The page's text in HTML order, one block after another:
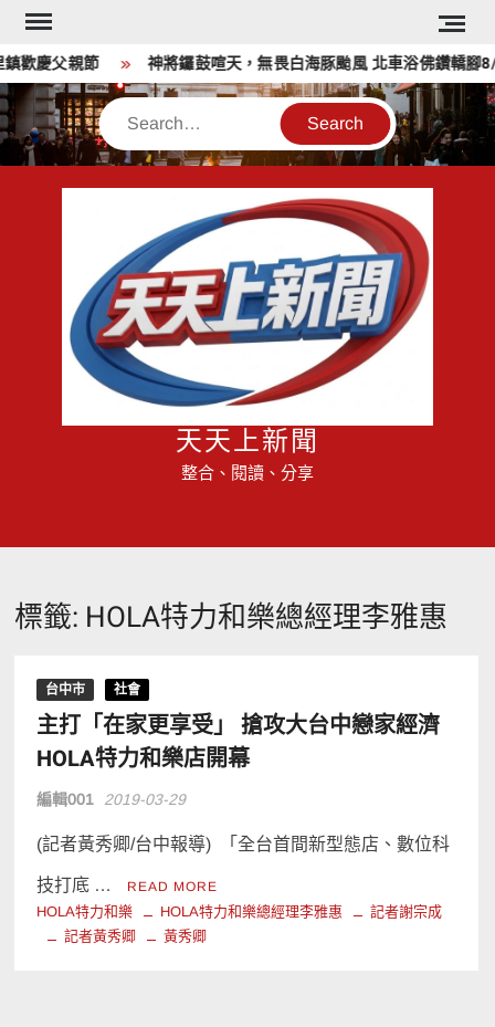
Skip
content
慶父親節 神將鑼鼓喧天，無畏白海豚颱風 北車浴佛鑽轎腳8/
Search
天天上新聞
整合、閱讀、分享
標籤: HOLA特力和樂總經理李雅惠
台中市 社會
主打「在家更享受」 搶攻大台中戀家經濟
HOLA特力和樂店開幕
編輯001 2019-03-29
(記者黃秀卿/台中報導) 「全台首間新型態店、數位科
技打底 … READ MORE
HOLA特力和樂 HOLA特力和樂總經理李雅惠
記者謝宗成
記者黃秀卿
黃秀卿